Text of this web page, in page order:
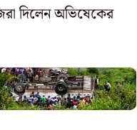
দিলেন অভিষেকের